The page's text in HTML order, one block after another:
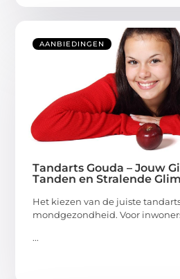
AANBIEDINGEN
Tandarts Gouda – Jouw
Tanden en Stralende
Het kiezen van de juiste
mondgezondheid. Voor
...